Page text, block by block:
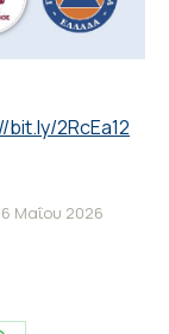
2RcEa12
Μαΐου 2026